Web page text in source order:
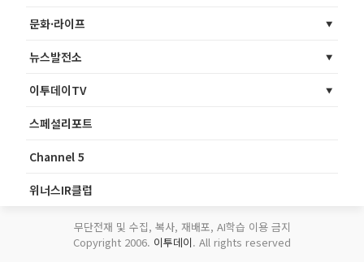
문화·라이프
뉴스발전소
이투데이TV
스페셜리포트
Channel 5
위너스IR클럽
무단전재 및 수집, 복사, 재배포, AI학습 이용 금지
Copyright 2006. 이투데이. All rights reserved